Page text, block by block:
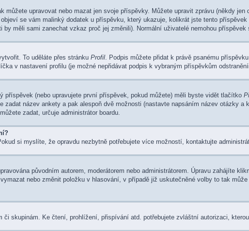
můžete upravovat nebo mazat jen svoje příspěvky. Můžete upravit zprávu (někdy
se vám malinký dodatek u příspěvku, který ukazuje, kolikrát jste tento
by měli sami zanechat vzkaz proč jej změnili). Normální uživatelé nemohou
To uděláte přes stránku Profil. Podpis můžete přidat k právě psanému
v nastavení profilu (je možné nepřidávat podpis k vybraným příspěvkům
příspěvek (nebo upravujete první příspěvek, pokud můžete) měli byste vidět tlačítko
zadat název ankety a pak alespoň dvě možnosti (nastavte napsáním název otázky a
zadat, určuje administrátor boardu.
si myslíte, že opravdu nezbytně potřebujete více možností, kontaktujte
původním autorem, moderátorem nebo administrátorem. Úpravu zahájíte
nebo změnit položku v hlasování, v případě již uskutečněné volby to tak
či skupinám. Ke čtení, prohlížení, přispívání atd. potřebujete zvláštní autorizaci,